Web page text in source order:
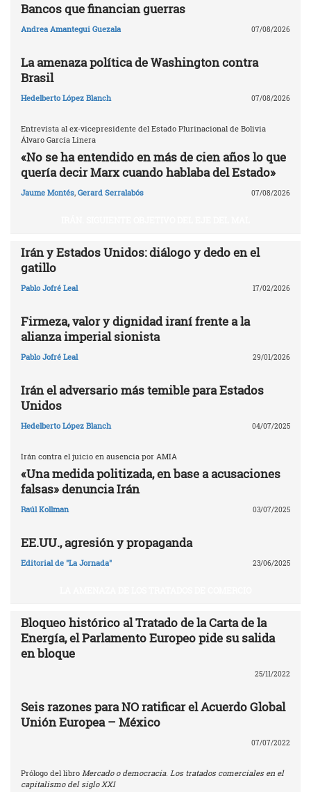
Bancos que financian guerras
Andrea Amantegui Guezala 07/08/2026
La amenaza política de Washington contra
Brasil
Hedelberto López Blanch 07/08/2026
Entrevista al ex-vicepresidente del Estado Plurinacional de Bolivia
Álvaro García Linera
«No se ha entendido en más de cien años lo que
quería decir Marx cuando hablaba del Estado»
Jaume Montés, Gerard Serralabós 07/08/2026
Irán y Estados Unidos: diálogo y dedo en el
gatillo
Pablo Jofré Leal 17/02/2026
Firmeza, valor y dignidad iraní frente a la
alianza imperial sionista
Pablo Jofré Leal 29/01/2026
Irán el adversario más temible para Estados
Unidos
Hedelberto López Blanch 04/07/2025
Irán contra el juicio en ausencia por AMIA
«Una medida politizada, en base a acusaciones
falsas» denuncia Irán
Raúl Kollman 03/07/2025
EE.UU., agresión y propaganda
Editorial de "La Jornada" 23/06/2025
Bloqueo histórico al Tratado de la Carta de la
Energía, el Parlamento Europeo pide su salida
en bloque
25/11/2022
Seis razones para NO ratificar el Acuerdo Global
Unión Europea – México
07/07/2022
Prólogo del libro Mercado o democracia. Los tratados comerciales en el
capitalismo del siglo XXI